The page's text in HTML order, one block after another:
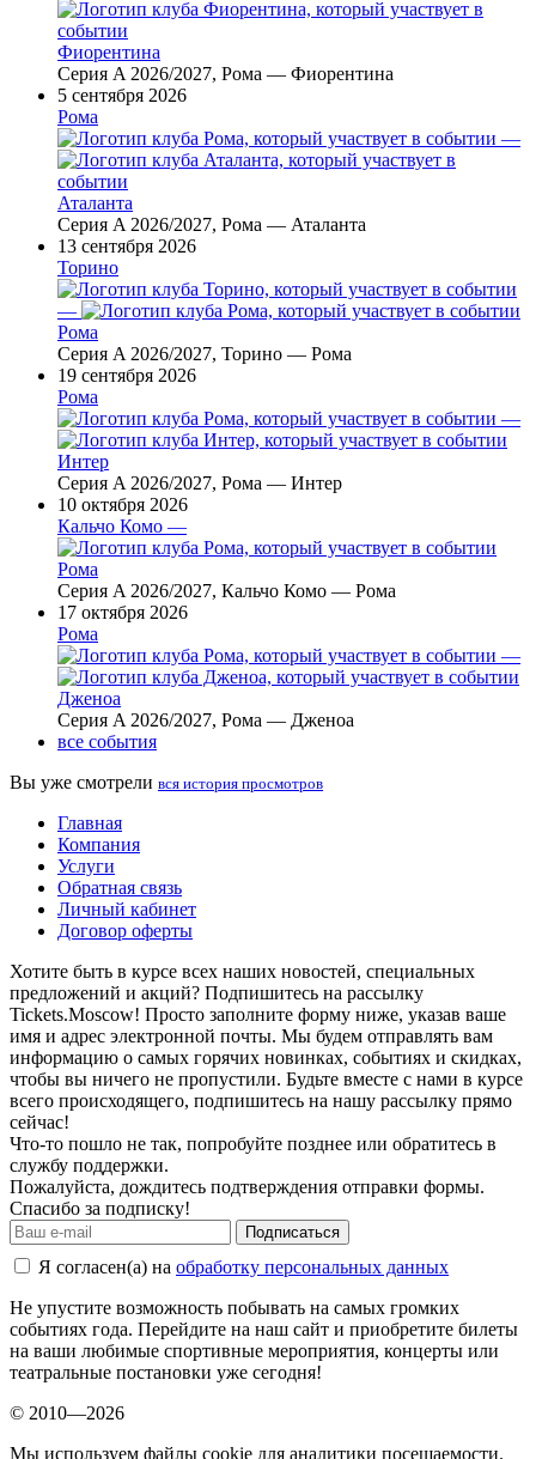
Фиорентина
Серия A 2026/2027, Рома — Фиорентина
5 сентября 2026
Рома
—
Аталанта
Серия A 2026/2027, Рома — Аталанта
13 сентября 2026
Торино
—
Рома
Серия A 2026/2027, Торино — Рома
19 сентября 2026
Рома
—
Интер
Серия A 2026/2027, Рома — Интер
10 октября 2026
Кальчо Комо —
Рома
Серия A 2026/2027, Кальчо Комо — Рома
17 октября 2026
Рома
—
Дженоа
Серия A 2026/2027, Рома — Дженоа
все события
Вы уже смотрели вся история просмотров
Главная
Компания
Услуги
Обратная связь
Личный кабинет
Договор оферты
Хотите быть в курсе всех наших новостей, специальных
предложений и акций? Подпишитесь на рассылку
Tickets.Moscow! Просто заполните форму ниже, указав ваше
имя и адрес электронной почты. Мы будем отправлять вам
информацию о самых горячих новинках, событиях и скидках,
чтобы вы ничего не пропустили. Будьте вместе с нами в курсе
всего происходящего, подпишитесь на нашу рассылку прямо
сейчас!
Что-то пошло не так, попробуйте позднее или обратитесь в
службу поддержки.
Пожалуйста, дождитесь подтверждения отправки формы.
Спасибо за подписку!
Подписаться
Я согласен(а) на обработку персональных данных
Не упустите возможность побывать на самых громких
событиях года. Перейдите на наш сайт и приобретите билеты
на ваши любимые спортивные мероприятия, концерты или
театральные постановки уже сегодня!
© 2010—2026
Мы используем файлы cookie для аналитики посещаемости.